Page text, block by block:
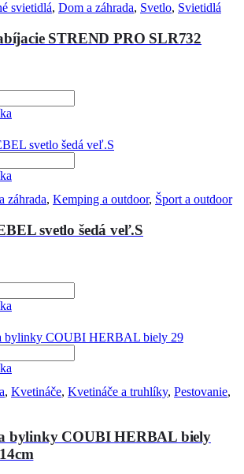
svietidlá, Dom a záhrada, Svetlo, Svietidlá
STREND PRO SLR732
záhrada, Kemping a outdoor, Šport a outdoor
svetlo šedá veľ.S
, Kvetináče, Kvetináče a truhlíky, Pestovanie,
bylinky COUBI HERBAL biely